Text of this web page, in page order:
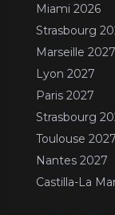
Miami 2026
Strasbourg
Marseille 2027
Lyon 2027
Paris 2027
Strasbourg
Toulouse 2027
Nantes 2027
Castilla-La